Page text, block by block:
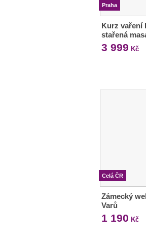
Praha
Kurz vaření
stařená
3 999 Kč
Celá ČR
Zámecký
Varů
1 190 Kč